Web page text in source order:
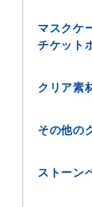
マスクケ
チケット
クリア素
その他の
ストーン